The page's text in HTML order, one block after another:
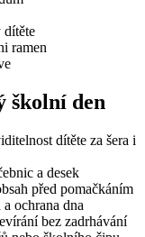
dítěte
ramen
školní den
dítěte za šera i
a desek
před pomačkáním
ochrana dna
bez zadrhávání